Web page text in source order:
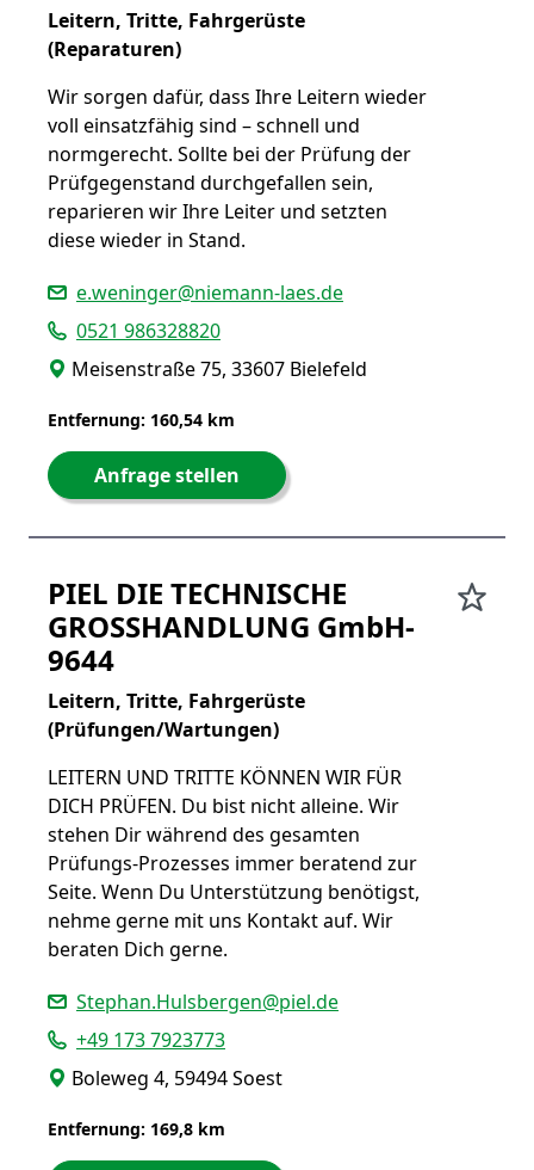
Leitern, Tritte, Fahrgerüste
(Reparaturen)
Wir sorgen dafür, dass Ihre Leitern wieder
voll einsatzfähig sind – schnell und
normgerecht. Sollte bei der Prüfung der
Prüfgegenstand durchgefallen sein,
reparieren wir Ihre Leiter und setzten
diese wieder in Stand.
e.weninger@niemann-laes.de
0521 986328820
Meisenstraße 75, 33607 Bielefeld
Entfernung: 160,54 km
Anfrage stellen
PIEL DIE TECHNISCHE
GROSSHANDLUNG GmbH-
9644
Leitern, Tritte, Fahrgerüste
(Prüfungen/Wartungen)
LEITERN UND TRITTE KÖNNEN WIR FÜR
DICH PRÜFEN. Du bist nicht alleine. Wir
stehen Dir während des gesamten
Prüfungs-Prozesses immer beratend zur
Seite. Wenn Du Unterstützung benötigst,
nehme gerne mit uns Kontakt auf. Wir
beraten Dich gerne.
Stephan.Hulsbergen@piel.de
+49 173 7923773
Boleweg 4, 59494 Soest
Entfernung: 169,8 km